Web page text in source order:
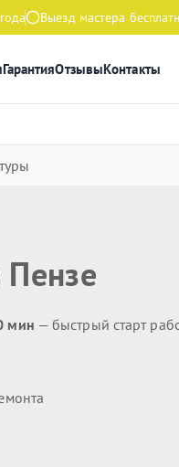
Выезд мастера
ГарантияОтзывыКонтакты
Пензе
мин — быстрый старт